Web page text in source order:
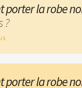
porter la robe
?
porter la robe